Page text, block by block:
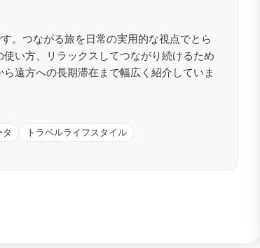
。つながる旅を日常の実用的な視点でとら
い方、リラックスしてつながり続けるため
遠方への長期滞在まで幅広く紹介していま
トラベルライフスタイル